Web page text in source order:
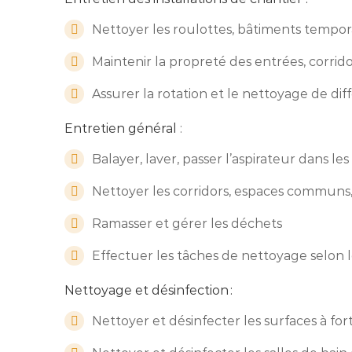
Nettoyer les roulottes, bâtiments
Maintenir la propreté des entrées,
Assurer la rotation et le nettoyage de
Entretien général :
Balayer, laver, passer l’aspirateur dans
Nettoyer les corridors, espaces
Ramasser et gérer les déchets
Effectuer les tâches de nettoyage selon
Nettoyage et désinfection :
Nettoyer et désinfecter les surfaces à